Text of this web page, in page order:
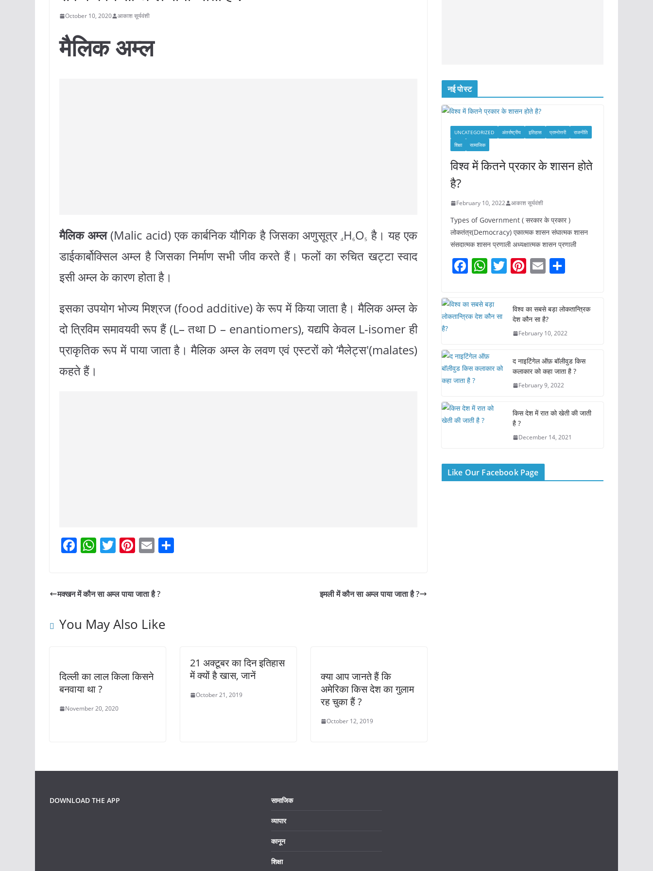
October 10, 2020 आकाश सूर्यवंशी
मैलिक अम्ल
मैलिक अम्ल(Malic acid) एक कार्बनिक यौगिक है जिसका अणुसूत्र 4H6O5 है। यह एक
डाईकार्बोक्सिल अम्ल है जिसका निर्माण सभी जीव करते हैं। फलों का रुचित खट्टा स्वाद
इसी अम्ल के कारण होता है।
इसका उपयोग भोज्य मिश्रज (food additive) के रूप में किया जाता है। मैलिक अम्ल के
दो त्रिविम समावयवी रूप हैं (L– तथा D – enantiomers), यद्यपि केवल L-isomer ही
प्राकृतिक रूप में पाया जाता है। मैलिक अम्ल के लवण एवं एस्टरों को ‘मैलेट्स'(malates)
कहते हैं।
F
e
o
W
s
p
p
T
er
Pi
e
E
l
मक्खन में कौन सा अम्ल पाया जाता है ? इमली में कौन सा अम्ल पाया जाता है ?
You May Also Like
दिल्ली का लाल किला किसने
बनवाया था ?
November 20, 2020
21 अक्टूबर का दिन इतिहास
में क्यों है खास, जानें
October 21, 2019
क्या आप जानते हैं कि
अमेरिका किस देश का गुलाम
रह चुका हैं ?
October 12, 2019
नई पोस्ट
UNCATEGORIZED अंतर्राष्ट्रीय इतिहास प्रश्नोत्तरी
राजनीति
शिक्षा
सामाजिक
विश्व में कितने प्रकार के शासन होते
है?
February 10, 2022 आकाश सूर्यवंशी
Types of Government ( सरकार के प्रकार )
लोकतंत्र(Democracy) एकात्मक शासन संघात्मक शासन
संसदात्मक शासन प्रणाली अध्यक्षात्मक शासन प्रणाली
F
c
e
o
k
W
at
s
p
T
er
Pi
e
st
E
l e
विश्व का सबसे बड़ा लोकतान्त्रिक
देश कौन सा है?
February 10, 2022
द नाइटिंगेल ऑफ़ बॉलीवुड किस
कलाकार को कहा जाता है ?
February 9, 2022
किस देश में रात को खेती की जाती
है ?
December 14, 2021
Like Our Facebook Page
DOWNLOAD THE APP सामाजिक
व्यापार
कानून
शिक्षा